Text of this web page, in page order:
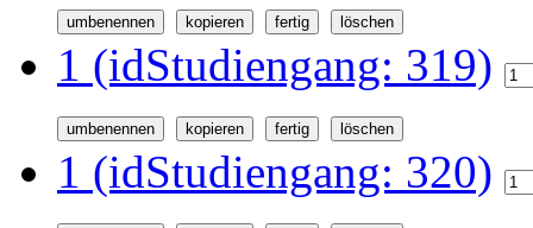
1 (idStudiengang: 319)
1 (idStudiengang: 320)